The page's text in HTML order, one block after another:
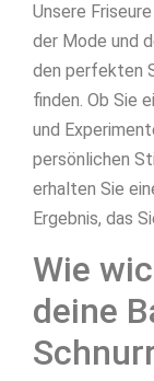
Unsere
der Mode und
den perfekten
finden. Ob Sie
und
persönlichen
erhalten Sie
Ergebnis, das
Wie
deine